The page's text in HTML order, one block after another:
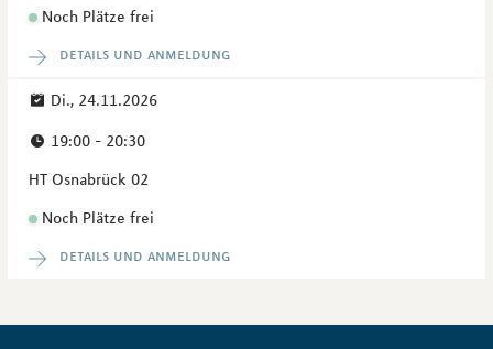
Noch Plätze frei
details und anmeldung
Di., 24.11.2026
19:00 - 20:30
HT Osnabrück 02
Noch Plätze frei
details und anmeldung